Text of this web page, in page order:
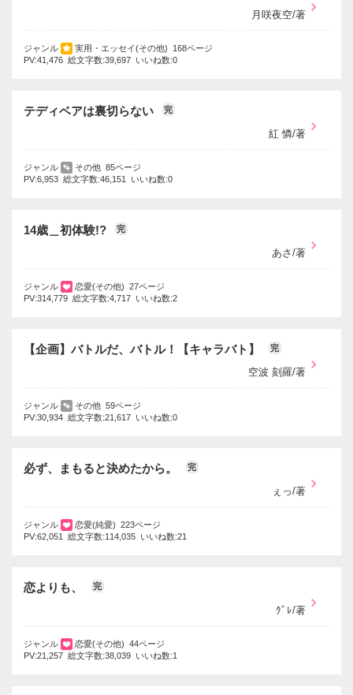
月咲夜空/著
ジャンル
実用・エッセイ(その他) 168ページ
PV:41,476 総文字数:39,697 いいね数:0
テディベアは裏切らない 完
紅 憐/著
ジャンル
その他 85ページ
PV:6,953 総文字数:46,151 いいね数:0
14歳＿初体験!? 完
あさ/著
ジャンル
恋愛(その他) 27ページ
PV:314,779 総文字数:4,717 いいね数:2
【企画】バトルだ、バトル！【キャラバト】 完
空波 刻羅/著
ジャンル
その他 59ページ
PV:30,934 総文字数:21,617 いいね数:0
必ず、まもると決めたから。 完
ぇっ/著
ジャンル
恋愛(純愛) 223ページ
PV:62,051 総文字数:114,035 いいね数:21
恋よりも、 完
ｸﾞﾚ/著
ジャンル
恋愛(その他) 44ページ
PV:21,257 総文字数:38,039 いいね数:1